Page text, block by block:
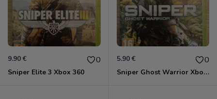
9.90 € 0
Sniper Elite 3 Xbox 360
5.90 € 0
Sniper Ghost Warrior Xbox 360